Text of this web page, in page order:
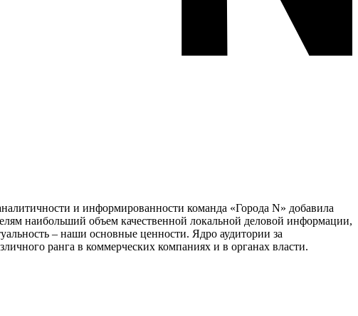
и информированности команда «Города N» добавила
наибольший объем качественной локальной деловой информации,
– наши основные ценности. Ядро аудитории за
ранга в коммерческих компаниях и в органах власти.